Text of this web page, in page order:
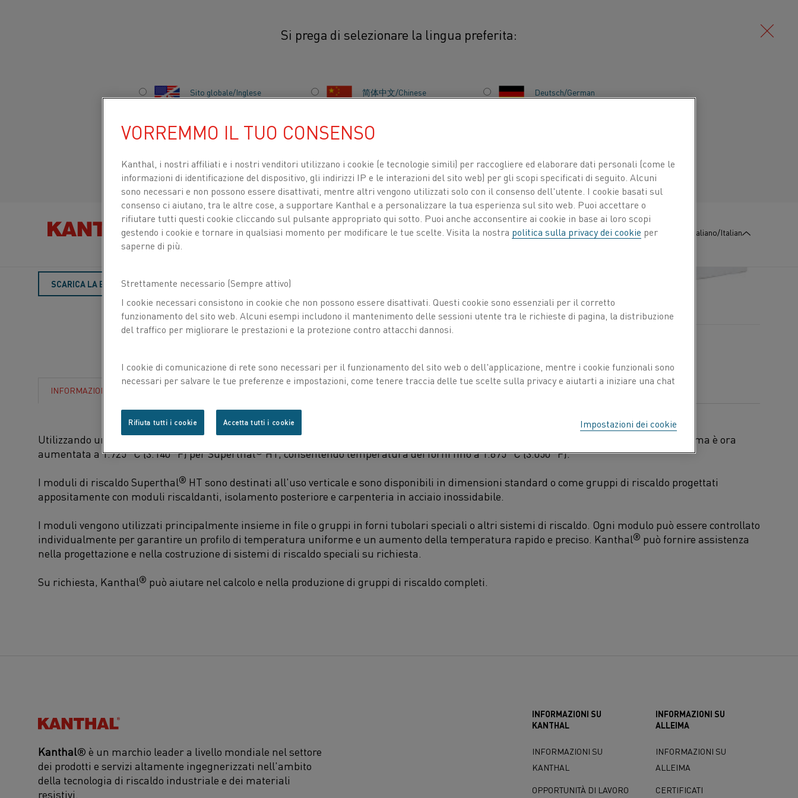
Si prega di selezionare la lingua preferita:
Sito globale/Inglese 简体中文/Chinese Deutsch/German
Italiano/Italian 日本語/Japanese
Español/Spanish Français/French
TROVA PRODOTTI PER CHI SIAMO CENTRO DELLE CONOSCENZE : Contattaci Italiano/Italian
Moduli di riscaldo Superthal® HT
SUPERTHAL® HT
Per forni ad elevate temperature fino a 1.675 °C (3.045°F). I moduli Superthal
progettati appositamente.
Consumo di energia ridotto
Controllo preciso della temperatura
Distribuzione uniforme della temperatura
SCARICA LA BROCHURE Vuoi
saperne
di
CONTATTACI
INFORMAZIONI CARATTERISTICHE SCARICA
Utilizzando un materiale riscaldante speciale di nuova concezione, Kanthal
Super MoSi2 (disiliciuro di molibdeno), la temperatura massima è ora
aumentata a 1.725 °C (3.140 °F) per Superthal®HT, consentendo temperatura dei forni fino a 1.675 °C (3.050 °F).
I moduli di riscaldo Superthal® HT sono destinati all'uso verticale e sono disponibili in dimensioni standard o come gruppi di riscaldo progettati
appositamente con moduli riscaldanti, isolamento posteriore e carpenteria in acciaio inossidabile.
I moduli vengono utilizzati principalmente insieme in file o gruppi in forni tubolari speciali o altri sistemi di riscaldo. Ogni modulo può essere controllato
individualmente per garantire un profilo di temperatura uniforme e un aumento della temperatura rapido e preciso. Kanthal® può fornire assistenza
nella progettazione e nella costruzione di sistemi di riscaldo speciali su richiesta.
Su richiesta, Kanthal® può aiutare nel calcolo e nella produzione di gruppi di riscaldo completi.
Kanthal®
Kanthal® è un marchio leader a livello mondiale nel settore
dei prodotti e servizi altamente ingegnerizzati nell'ambito
della tecnologia di riscaldo industriale e dei materiali
resistivi.
INFORMAZIONI SU
KANTHAL
INFORMAZIONI SU
KANTHAL
OPPORTUNITÀ DI LAVORO
INFORMAZIONI SU
ALLEIMA
INFORMAZIONI SU
ALLEIMA
CERTIFICATI
VORREMMO IL TUO CONSENSO
Kanthal, i nostri affiliati e i nostri venditori utilizzano i cookie (e tecnologie simili) per raccogliere ed elaborare dati personali (come le
informazioni di identificazione del dispositivo, gli indirizzi IP e le interazioni del sito web) per gli scopi specificati di seguito. Alcuni
sono necessari e non possono essere disattivati, mentre altri vengono utilizzati solo con il consenso dell'utente. I cookie basati sul
consenso ci aiutano, tra le altre cose, a supportare Kanthal e a personalizzare la tua esperienza sul sito web. Puoi accettare o
rifiutare tutti questi cookie cliccando sul pulsante appropriato qui sotto. Puoi anche acconsentire ai cookie in base ai loro scopi
gestendo i cookie e tornare in qualsiasi momento per modificare le tue scelte. Visita la nostra politica sulla privacy dei cookie per
saperne di più.
Strettamente necessario (Sempre attivo)
I cookie necessari consistono in cookie che non possono essere disattivati. Questi cookie sono essenziali per il corretto
funzionamento del sito web. Alcuni esempi includono il mantenimento delle sessioni utente tra le richieste di pagina, la distribuzione
del traffico per migliorare le prestazioni e la protezione contro attacchi dannosi.
I cookie di comunicazione di rete sono necessari per il funzionamento del sito web o dell'applicazione, mentre i cookie funzionali sono
necessari per salvare le tue preferenze e impostazioni, come tenere traccia delle tue scelte sulla privacy e aiutarti a iniziare una chat
Impostazioni dei cookie
Rifiuta tutti i cookie Accetta tutti i cookie